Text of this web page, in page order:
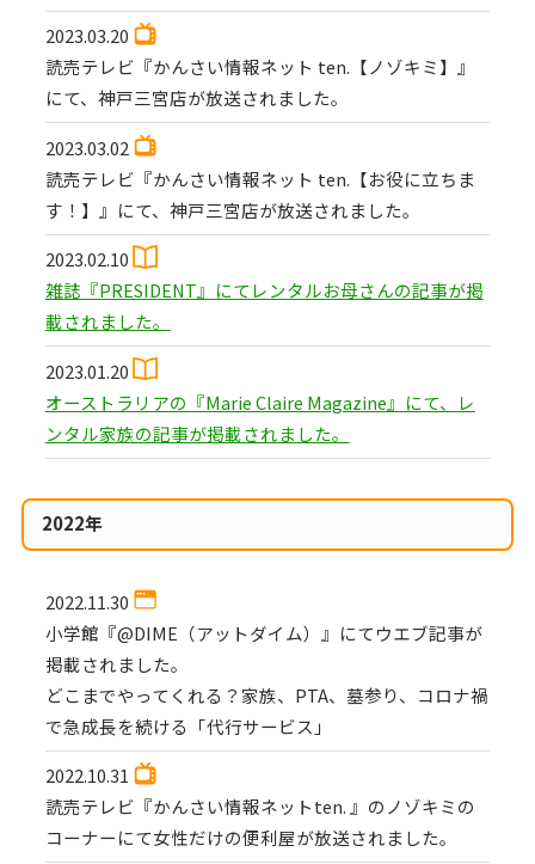
2023.03.20
読売テレビ『かんさい情報ネット ten.【ノゾキミ】』
にて、神戸三宮店が放送されました。
2023.03.02
読売テレビ『かんさい情報ネット ten.【お役に立ちま
す！】』にて、神戸三宮店が放送されました。
2023.02.10
雑誌『PRESIDENT』にてレンタルお母さんの記事が掲
載されました。
2023.01.20
オーストラリアの『Marie Claire Magazine』にて、レ
ンタル家族の記事が掲載されました。
2022年
2022.11.30
小学館『@DIME（アットダイム）』にてウエブ記事が
掲載されました。
どこまでやってくれる？家族、PTA、墓参り、コロナ禍
で急成長を続ける「代行サービス」
2022.10.31
読売テレビ『かんさい情報ネットten. 』のノゾキミの
コーナーにて女性だけの便利屋が放送されました。